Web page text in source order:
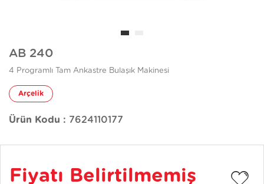
AB 240
4 Programlı Tam Ankastre Bulaşık Makinesi
Arçelik
Ürün Kodu : 7624110177
Fiyatı Belirtilmemiş